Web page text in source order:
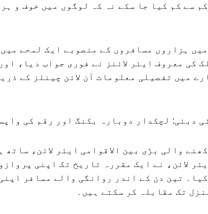
سے کم کیا جا سکے نہ کہ لوگوں میں خوف و
ہزاروں مسافروں کے منصوبے ایک لمحے
کی معروف ایئر لائنز نے فوری جواب دیا،
میں تفصیلی معلومات آن لائن چینلز کے
دبئی: لچکدار دوبارہ بکنگ اور رقم کی
والی بڑی بین الاقوامی ایئر لائن، ساتھ
لائن، نے ایک مقررہ تاریخ تک اپنی
کیا۔ تین دن کے اندر روانگی والے مسافر
تک مقابلہ کر سکتے ہیں۔